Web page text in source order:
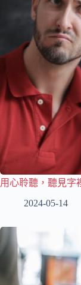
用心聆聽，聽見字
2024-05-14